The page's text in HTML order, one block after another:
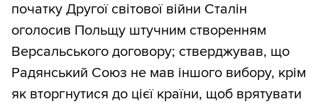
початку Другої світової війни Сталін
оголосив Польщу штучним створенням
Версальського договору; стверджував, що
Радянський Союз не мав іншого вибору, крім
як вторгнутися до цієї країни, щоб врятувати